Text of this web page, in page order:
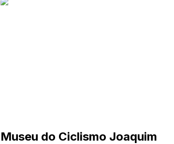
Museu do Ciclismo Joaquim